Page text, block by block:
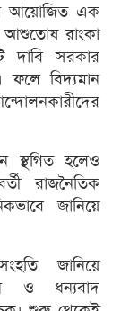
আয়োজিত এক
আশুতোষ রাংকা
দাবি সরকার
ফলে বিদ্যমান
হলেও
রাজনৈতিক
জানিয়ে
জানিয়ে
ও ধন্যবাদ